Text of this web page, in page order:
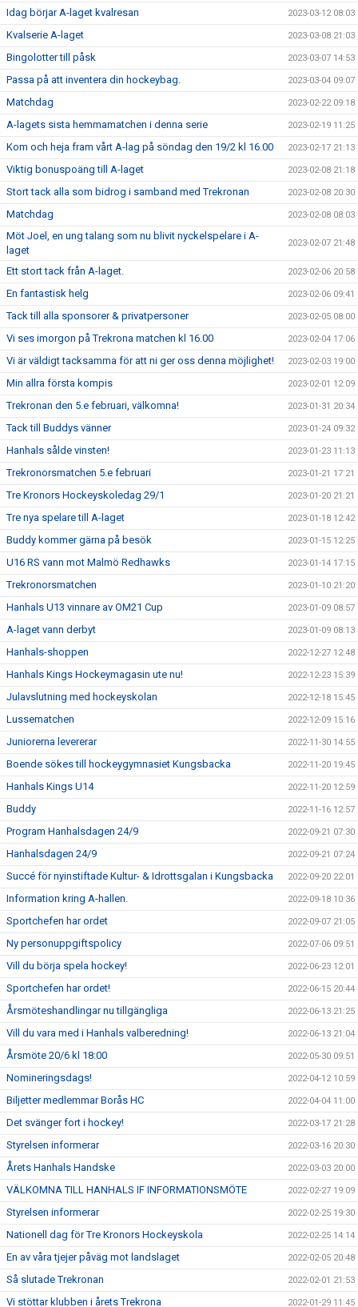
Idag börjar A-laget kvalresan 2023-03-12 08:03
Kvalserie A-laget 2023-03-08 21:03
Bingolotter till påsk 2023-03-07 14:53
Passa på att inventera din hockeybag. 2023-03-04 09:07
Matchdag 2023-02-22 09:18
A-lagets sista hemmamatchen i denna serie 2023-02-19 11:25
Kom och heja fram vårt A-lag på söndag den 19/2 kl 16.00 2023-02-17 21:13
Viktig bonuspoäng till A-laget 2023-02-08 21:18
Stort tack alla som bidrog i samband med Trekronan 2023-02-08 20:30
Matchdag 2023-02-08 08:03
Möt Joel, en ung talang som nu blivit nyckelspelare i A-
laget
2023-02-07 21:48
Ett stort tack från A-laget. 2023-02-06 20:58
En fantastisk helg 2023-02-06 09:41
Tack till alla sponsorer & privatpersoner 2023-02-05 08:00
Vi ses imorgon på Trekrona matchen kl 16.00 2023-02-04 17:06
Vi är väldigt tacksamma för att ni ger oss denna möjlighet! 2023-02-03 19:00
Min allra första kompis 2023-02-01 12:09
Trekronan den 5.e februari, välkomna! 2023-01-31 20:34
Tack till Buddys vänner 2023-01-24 09:32
Hanhals sålde vinsten! 2023-01-23 11:13
Trekronorsmatchen 5.e februari 2023-01-21 17:21
Tre Kronors Hockeyskoledag 29/1 2023-01-20 21:21
Tre nya spelare till A-laget 2023-01-18 12:42
Buddy kommer gärna på besök 2023-01-15 12:25
U16 RS vann mot Malmö Redhawks 2023-01-14 17:15
Trekronorsmatchen 2023-01-10 21:20
Hanhals U13 vinnare av OM21 Cup 2023-01-09 08:57
A-laget vann derbyt 2023-01-09 08:13
Hanhals-shoppen 2022-12-27 12:48
Hanhals Kings Hockeymagasin ute nu! 2022-12-23 15:39
Julavslutning med hockeyskolan 2022-12-18 15:45
Lussematchen 2022-12-09 15:16
Juniorerna levererar 2022-11-30 14:55
Boende sökes till hockeygymnasiet Kungsbacka 2022-11-20 19:45
Hanhals Kings U14 2022-11-20 12:59
Buddy 2022-11-16 12:57
Program Hanhalsdagen 24/9 2022-09-21 07:30
Hanhalsdagen 24/9 2022-09-21 07:24
Succé för nyinstiftade Kultur- & Idrottsgalan i Kungsbacka 2022-09-20 22:01
Information kring A-hallen. 2022-09-18 10:36
Sportchefen har ordet 2022-09-07 21:05
Ny personuppgiftspolicy 2022-07-06 09:51
Vill du börja spela hockey! 2022-06-23 12:01
Sportchefen har ordet! 2022-06-15 20:44
Årsmöteshandlingar nu tillgängliga 2022-06-13 21:25
Vill du vara med i Hanhals valberedning! 2022-06-13 21:04
Årsmöte 20/6 kl 18:00 2022-05-30 09:51
Nomineringsdags! 2022-04-12 10:59
Biljetter medlemmar Borås HC 2022-04-04 11:00
Det svänger fort i hockey! 2022-03-17 21:28
Styrelsen informerar 2022-03-16 20:30
Årets Hanhals Handske 2022-03-03 20:00
VÄLKOMNA TILL HANHALS IF INFORMATIONSMÖTE 2022-02-27 19:09
Styrelsen informerar 2022-02-25 19:30
Nationell dag för Tre Kronors Hockeyskola 2022-02-25 14:14
En av våra tjejer påväg mot landslaget 2022-02-05 20:48
Så slutade Trekronan 2022-02-01 21:53
Vi stöttar klubben i årets Trekrona 2022-01-29 11:45